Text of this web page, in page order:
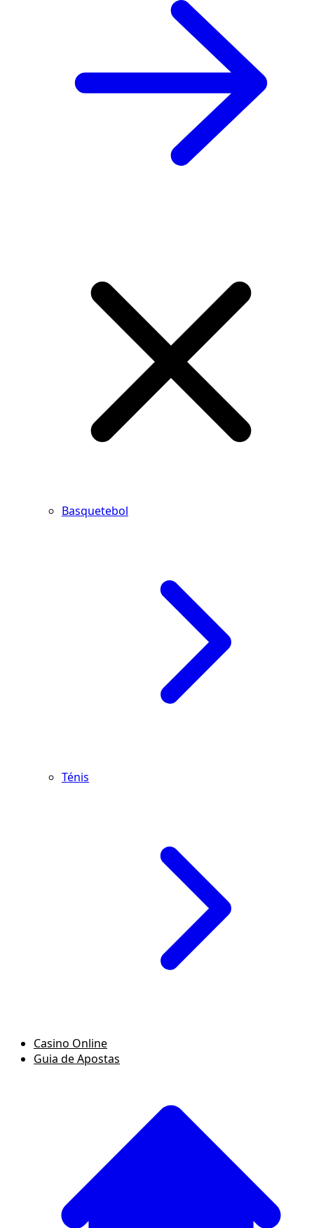
Basquetebol
Ténis
Casino Online
Guia de Apostas